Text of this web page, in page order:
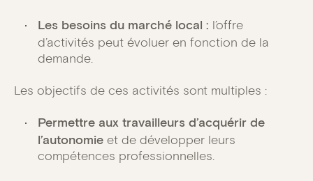
Les besoins du marché local : l’offre
d’activités peut évoluer en fonction de la
demande.
Les objectifs de ces activités sont multiples :
Permettre aux travailleurs d’acquérir de
l’autonomie et de développer leurs
compétences professionnelles.